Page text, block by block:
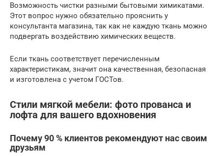
Возможность чистки разными бытовыми химикатами.
Этот вопрос нужно обязательно прояснить у
консультанта магазина, так как не каждую ткань можно
подвергать воздействию химических веществ.
Если ткань соответствует перечисленным
характеристикам, значит она качественная, безопасная
и изготовлена с учетом ГОСТов.
Стили мягкой мебели: фото прованса и
лофта для вашего вдохновения
Почему 90 % клиентов рекомендуют нас своим
друзьям